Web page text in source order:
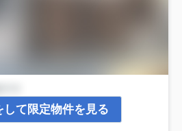
して限定物件を見る